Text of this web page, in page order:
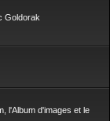
Goldorak
l'Album d'images et le